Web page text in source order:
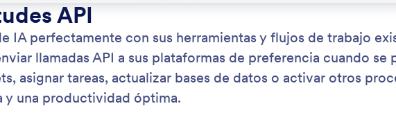
API
IA perfectamente con sus herramientas y flujos de trabajo
llamadas API a sus plataformas de preferencia cuando
asignar tareas, actualizar bases de datos o activar otros
y una productividad óptima.